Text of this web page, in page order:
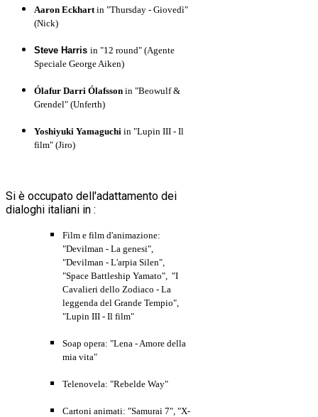
Aaron Eckhartin "Thursday - Giovedì"
(Nick)
Steve Harris in "12 round" (Agente
Speciale George Aiken)
Ólafur Darri Ólafsson in "Beowulf &
Grendel" (Unferth)
Yoshiyuki Yamaguchi in "Lupin III - Il
film" (Jiro)
Si è occupato dell'adattamento dei
dialoghi italiani in :
Film e film d'animazione:
"Devilman - La genesi",
"Devilman - L'arpia Silen",
"Space Battleship Yamato", "I
Cavalieri dello Zodiaco - La
leggenda del Grande Tempio",
"Lupin III - Il film"
Soap opera: "Lena - Amore della
mia vita"
Telenovela: "Rebelde Way"
Cartoni animati: "Samurai 7", "X-